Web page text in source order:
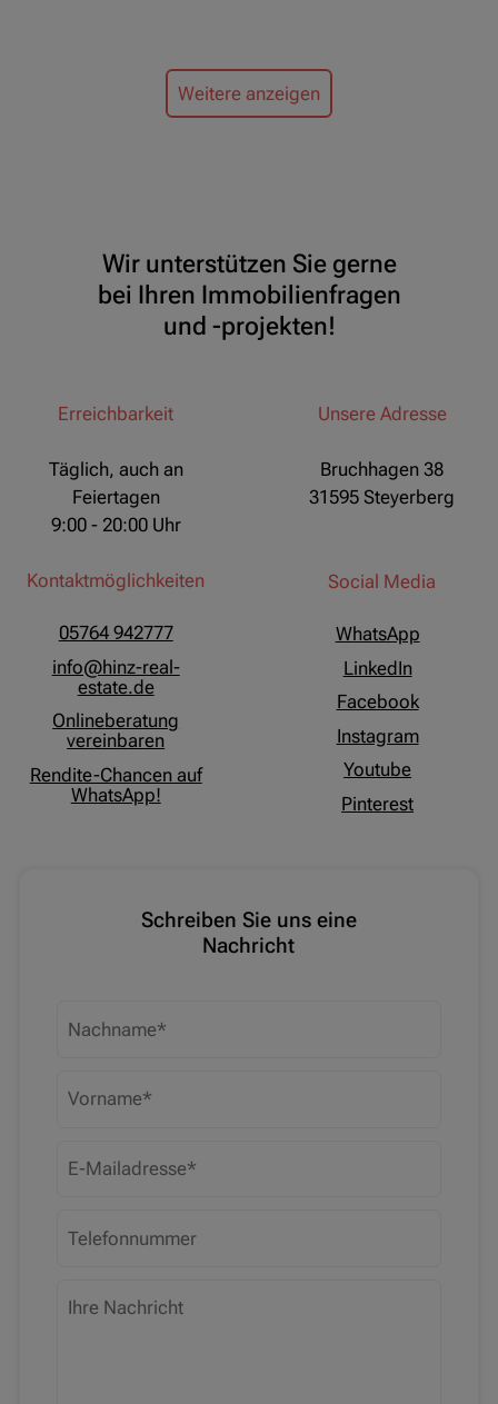
Weitere anzeigen
Wir unterstützen Sie gerne
bei Ihren Immobilienfragen
und -projekten!
Erreichbarkeit
Täglich, auch an
Feiertagen
9:00 - 20:00 Uhr
Kontaktmöglichkeiten
05764 942777
info@hinz-real-
estate.de
Onlineberatung
vereinbaren
Rendite-Chancen auf
WhatsApp!
Unsere Adresse
Bruchhagen 38
31595 Steyerberg
Social Media
WhatsApp
LinkedIn
Facebook
Instagram
Youtube
Pinterest
Schreiben Sie uns eine
Nachricht